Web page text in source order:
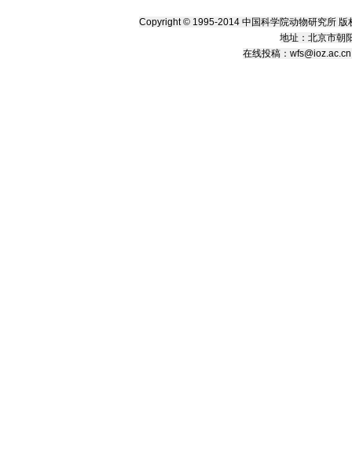
Copyright © 1995-2014 中国科学院动物研究所
地址：北京市朝
在线投稿 ： wfs@ioz.ac.cn